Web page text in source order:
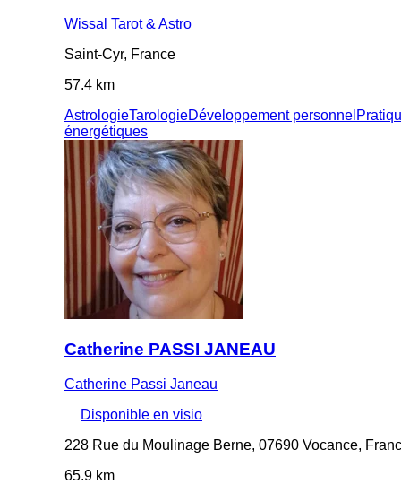
Wissal Tarot & Astro
Saint-Cyr, France
57.4 km
AstrologieTarologieDéveloppement personnel
énergétiques
Catherine PASSI JANEAU
Catherine Passi Janeau
Disponible en visio
228 Rue du Moulinage Berne, 07690 Vocance,
65.9 km